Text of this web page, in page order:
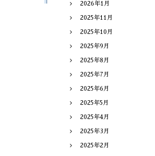
2026年1月
2025年11月
2025年10月
2025年9月
2025年8月
2025年7月
2025年6月
2025年5月
2025年4月
2025年3月
2025年2月